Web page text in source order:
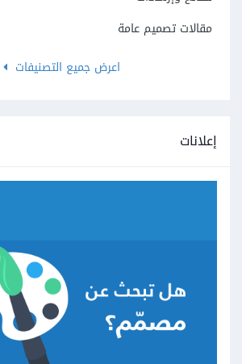
مقالات تصميم عامة
اعرض جميع التصنيفات
إعلانات